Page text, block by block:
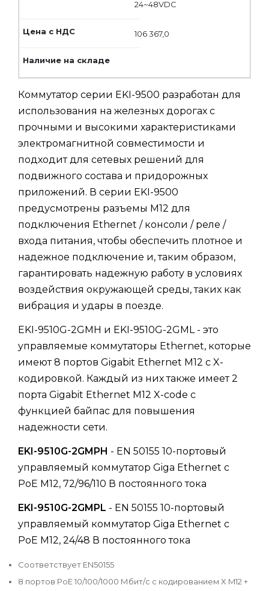
24~48VDC
106 367,0
Коммутатор серии EKI-9500 разработан для
использования на железных дорогах с
прочными и высокими характеристиками
электромагнитной совместимости и
подходит для сетевых решений для
подвижного состава и придорожных
приложений. В серии EKI-9500
предусмотрены разъемы M12 для
подключения Ethernet / консоли / реле /
входа питания, чтобы обеспечить плотное и
надежное подключение и, таким образом,
гарантировать надежную работу в условиях
воздействия окружающей среды, таких как
вибрация и удары в поезде.
EKI-9510G-2GMH и EKI-9510G-2GML - это
управляемые коммутаторы Ethernet, которые
имеют 8 портов Gigabit Ethernet M12 с X-
кодировкой. Каждый из них также имеет 2
порта Gigabit Ethernet M12 X-code с
функцией байпас для повышения
надежности сети.
EKI-9510G-2GMPH - EN 50155 10-портовый
управляемый коммутатор Giga Ethernet с
PoE M12, 72/96/110 В постоянного тока
EKI-9510G-2GMPL - EN 50155 10-портовый
управляемый коммутатор Giga Ethernet с
PoE M12, 24/48 В постоянного тока
Соответствует EN50155
8 портов PoE 10/100/1000 Мбит/с с кодированием X M12 +